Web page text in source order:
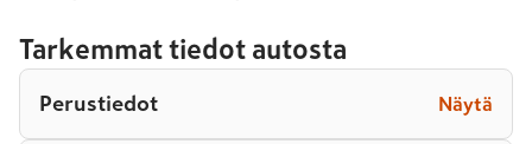
Tarkemmat tiedot autosta
Perustiedot Näytä